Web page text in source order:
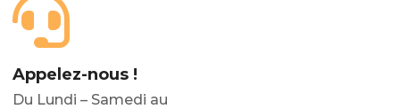
Appelez-nous !
Du Lundi – Samedi au